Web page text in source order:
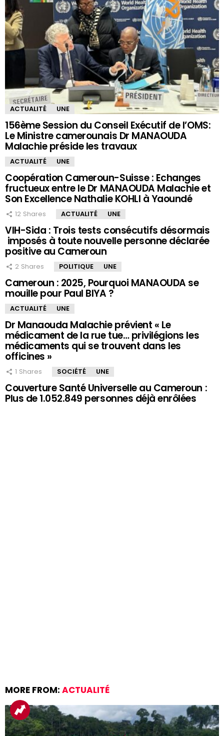
ACTUALITÉ UNE
156ème Session du Conseil Exécutif de l’OMS:
Le Ministre camerounais Dr MANAOUDA
Malachie préside les travaux
ACTUALITÉ UNE
Coopération Cameroun-Suisse : Echanges
fructueux entre le Dr MANAOUDA Malachie et
Son Excellence Nathalie KOHLI à Yaoundé
12 Shares ACTUALITÉ UNE
VIH-Sida : Trois tests consécutifs désormais
imposés à toute nouvelle personne déclarée
positive au Cameroun
2 Shares POLITIQUE UNE
Cameroun : 2025, Pourquoi MANAOUDA se
mouille pour Paul BIYA ?
ACTUALITÉ UNE
Dr Manaouda Malachie prévient « Le
médicament de la rue tue… privilégions les
médicaments qui se trouvent dans les
officines »
1 Shares SOCIÉTÉ UNE
Couverture Santé Universelle au Cameroun :
Plus de 1.052.849 personnes déjà enrôlées
MORE FROM: ACTUALITÉ